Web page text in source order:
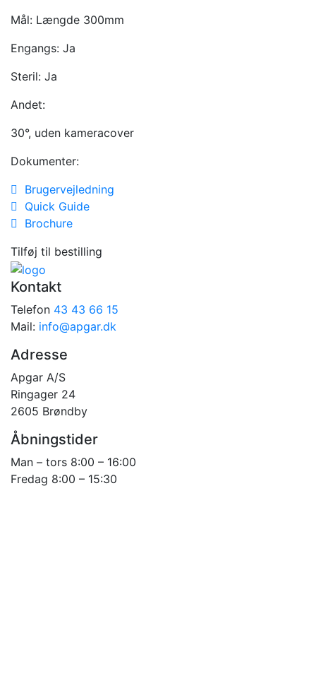
Mål: Længde 300mm
Engangs: Ja
Steril: Ja
Andet:
30°, uden kameracover
Dokumenter:
Brugervejledning
Quick Guide
Brochure
Tilføj til bestilling
Kontakt
Telefon 43 43 66 15
Mail: info@apgar.dk
Adresse
Apgar A/S
Ringager 24
2605 Brøndby
Åbningstider
Man – tors 8:00 – 16:00
Fredag 8:00 – 15:30